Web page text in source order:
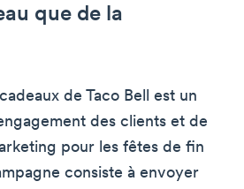
que de la
de Taco Bell est un
des clients et de
pour les fêtes de fin
consiste à envoyer